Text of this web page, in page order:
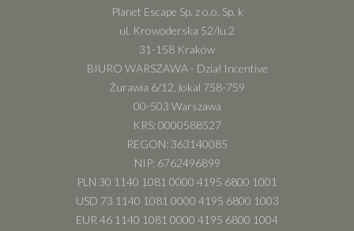
Planet Escape Sp. z o.o. Sp. k
ul. Krowoderska 52/lu.2
31-158 Kraków
BIURO WARSZAWA - Dział Incentive
Żurawia 6/12, lokal 758-759
00-503 Warszawa
KRS: 0000588527
REGON: 363140085
NIP: 6762496899
PLN 30 1140 1081 0000 4195 6800 1001
USD 73 1140 1081 0000 4195 6800 1003
EUR 46 1140 1081 0000 4195 6800 1004